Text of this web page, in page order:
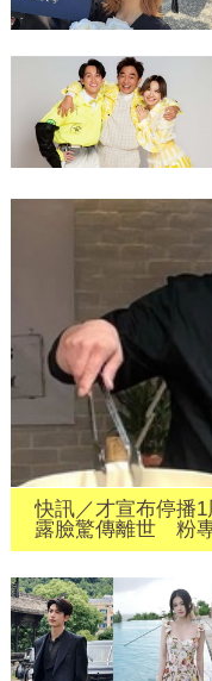
快訊／才宣布停播
露臉驚傳離世 粉